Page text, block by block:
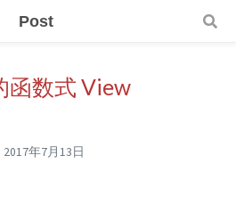
Post
函数式 View
2017年7月13日